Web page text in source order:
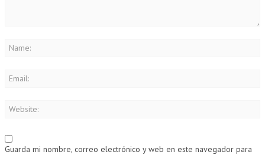
Guarda mi nombre, correo electrónico y web en este navegador para